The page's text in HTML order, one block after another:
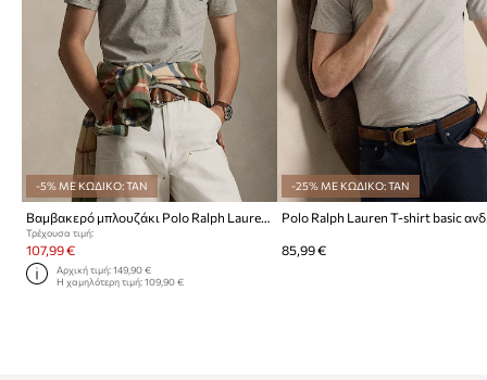
-5% ΜΕ ΚΩΔΙΚΟ: TAN
Βαμβακερό μπλουζάκι Polo Ralph Lauren
Τρέχουσα τιμή:
107,99 €
Αρχική τιμή:149,90 €
Η χαμηλότερη τιμή:109,90 €
-25% ΜΕ ΚΩΔΙΚΟ: TAN
85,99 €